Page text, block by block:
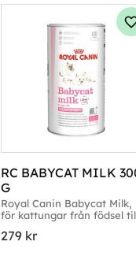
RC BABYCAT MILK
G
Royal Canin Babycat Milk,
för kattungar från födsel
279 kr